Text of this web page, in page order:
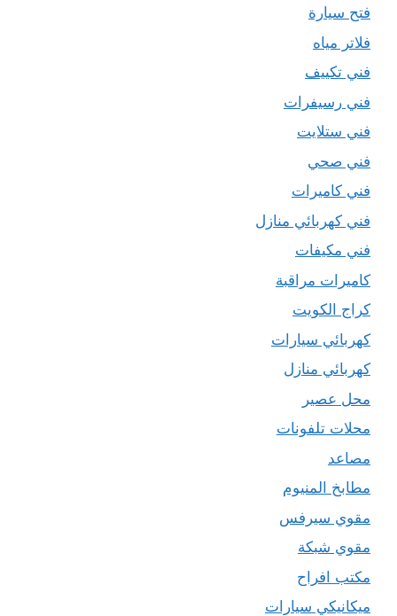
فتح سيارة
فلاتر مياه
فني تكييف
فني رسيفرات
فني ستلايت
فني صحي
فني كاميرات
فني كهربائي منازل
فني مكيفات
كاميرات مراقبة
كراج الكويت
كهربائي سيارات
كهربائي منازل
محل عصير
محلات تلفونات
مصاعد
مطابخ المنيوم
مقوي سيرفس
مقوي شبكة
مكتب افراح
ميكانيكي سيارات